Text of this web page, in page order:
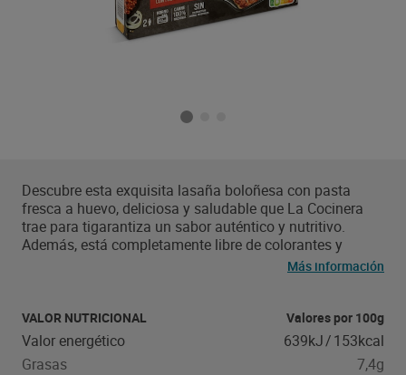
Descubre esta exquisita lasaña boloñesa con pasta
fresca a huevo, deliciosa y saludable que La Cocinera
trae para tigarantiza un sabor auténtico y nutritivo.
Además, está completamente libre de colorantes y
aromas artificiales, asegurando una comida más
almacenar en el congelador para cualquier ocasión.
Ideal para esos días en los que necesitas una opción
nutritiva y rápida, sin sacrificar el sabor ni la calidad.
Más información
VALOR NUTRICIONAL Valores por 100g
Valor energético 639kJ/153kcal
Grasas
7,4g